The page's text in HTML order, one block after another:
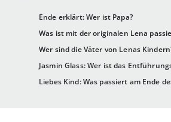
Ende erklärt: Wer ist Papa?
Was ist mit der originalen Lena
Wer sind die Väter von Lenas
Jasmin Glass: Wer ist das
Liebes Kind: Was passiert am Ende